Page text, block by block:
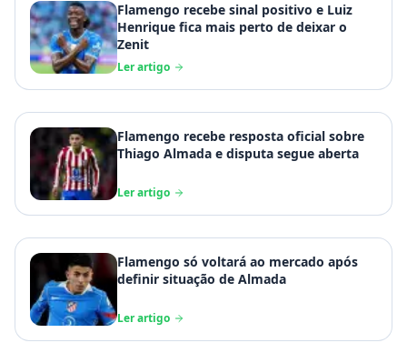
Flamengo recebe sinal positivo e Luiz
Henrique fica mais perto de deixar o
Zenit
Ler artigo
Flamengo recebe resposta oficial sobre
Thiago Almada e disputa segue aberta
Ler artigo
Flamengo só voltará ao mercado após
definir situação de Almada
Ler artigo